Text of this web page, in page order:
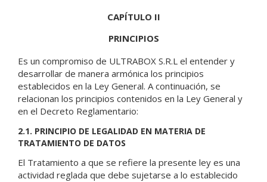
CAPÍTULO II
PRINCIPIOS
Es un compromiso de ULTRABOX S.R.L el entender y
desarrollar de manera armónica los principios
establecidos en la Ley General. A continuación, se
relacionan los principios contenidos en la Ley General y
en el Decreto Reglamentario:
2.1. PRINCIPIO DE LEGALIDAD EN MATERIA DE
TRATAMIENTO DE DATOS
El Tratamiento a que se refiere la presente ley es una
actividad reglada que debe sujetarse a lo establecido